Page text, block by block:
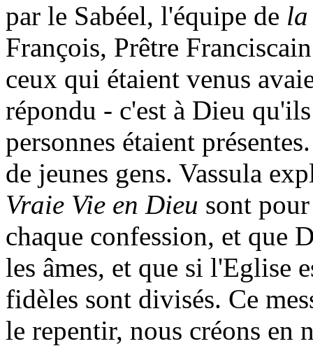
par le Sabéel, l'équipe de
François, Prêtre
ceux qui étaient venus
répondu - c'est à Dieu
personnes étaient
de jeunes gens. Vassula
Vraie Vie en Dieu sont
chaque confession, et que
les âmes, et que si l'Eglise
fidèles sont divisés. Ce
le repentir, nous créons en